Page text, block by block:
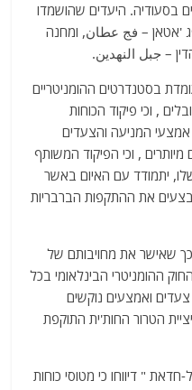
בסעודיה. היעדים שהושמדו
'אטאן – فج عطان, ומחנה
– جبل النهدين.
בסטנדרטים ההומניטריים
, וכי פיקוד הכוחות
המניעה והצעדים
, וכי הפיקוד המשותף
יתמודד עם האיום באשר
את ההתקפות הברבריות
שאישר את מחויבותם של
ההומניטרי הבינלאומי בכל
ואמצעים נוקשים
הטרור החות'ית התוקפת
" דיווחו כי מטוסי כוחות